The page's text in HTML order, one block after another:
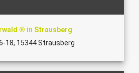
® in Strausberg
18, 15344 Strausberg